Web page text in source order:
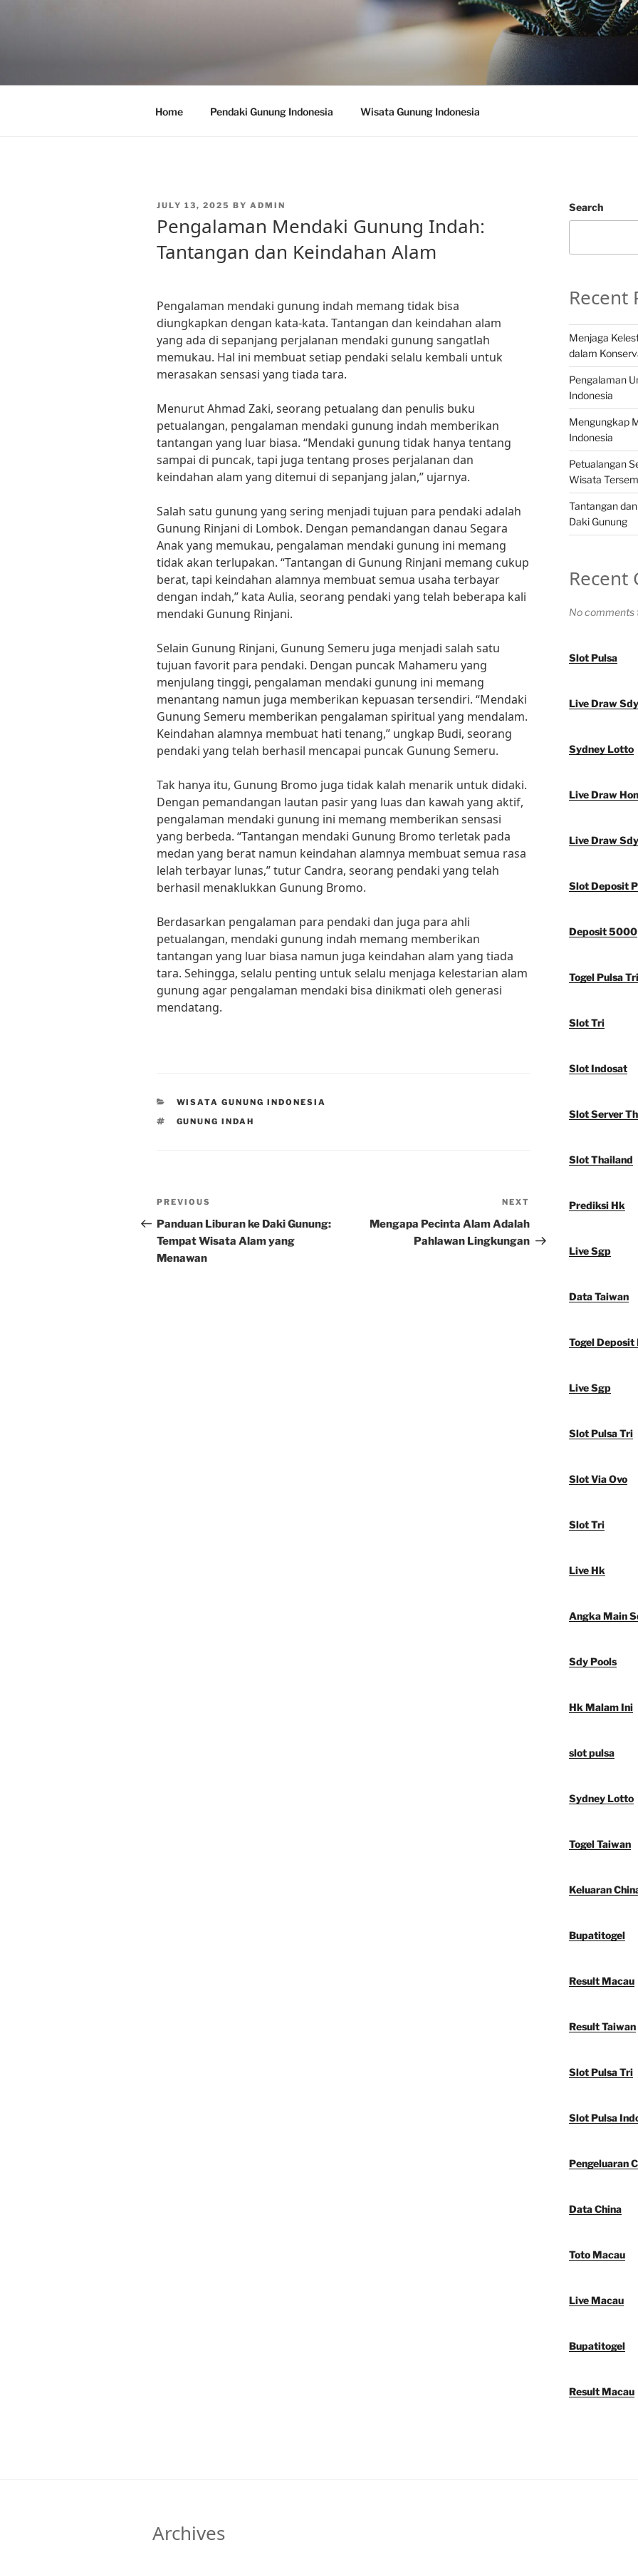
Home Pendaki Gunung Indonesia Wisata Gunung Indonesia
POSTED
JULY 13, 2025 BY ADMIN
Pengalaman Mendaki Gunung Indah:
Tantangan dan Keindahan Alam
Pengalaman mendaki gunung indah memang tidak bisa
diungkapkan dengan kata-kata. Tantangan dan keindahan alam
yang ada di sepanjang perjalanan mendaki gunung sangatlah
memukau. Hal ini membuat setiap pendaki selalu kembali untuk
merasakan sensasi yang tiada tara.
Menurut Ahmad Zaki, seorang petualang dan penulis buku
petualangan, pengalaman mendaki gunung indah memberikan
tantangan yang luar biasa. “Mendaki gunung tidak hanya tentang
sampai di puncak, tapi juga tentang proses perjalanan dan
keindahan alam yang ditemui di sepanjang jalan,” ujarnya.
Salah satu gunung yang sering menjadi tujuan para pendaki adalah
Gunung Rinjani di Lombok. Dengan pemandangan danau Segara
Anak yang memukau, pengalaman mendaki gunung ini memang
tidak akan terlupakan. “Tantangan di Gunung Rinjani memang cukup
berat, tapi keindahan alamnya membuat semua usaha terbayar
dengan indah,” kata Aulia, seorang pendaki yang telah beberapa kali
mendaki Gunung Rinjani.
Selain Gunung Rinjani, Gunung Semeru juga menjadi salah satu
tujuan favorit para pendaki. Dengan puncak Mahameru yang
menjulang tinggi, pengalaman mendaki gunung ini memang
menantang namun juga memberikan kepuasan tersendiri. “Mendaki
Gunung Semeru memberikan pengalaman spiritual yang mendalam.
Keindahan alamnya membuat hati tenang,” ungkap Budi, seorang
pendaki yang telah berhasil mencapai puncak Gunung Semeru.
Tak hanya itu, Gunung Bromo juga tidak kalah menarik untuk didaki.
Dengan pemandangan lautan pasir yang luas dan kawah yang aktif,
pengalaman mendaki gunung ini memang memberikan sensasi
yang berbeda. “Tantangan mendaki Gunung Bromo terletak pada
medan yang berat namun keindahan alamnya membuat semua rasa
lelah terbayar lunas,” tutur Candra, seorang pendaki yang telah
berhasil menaklukkan Gunung Bromo.
Berdasarkan pengalaman para pendaki dan juga para ahli
petualangan, mendaki gunung indah memang memberikan
tantangan yang luar biasa namun juga keindahan alam yang tiada
tara. Sehingga, selalu penting untuk selalu menjaga kelestarian alam
gunung agar pengalaman mendaki bisa dinikmati oleh generasi
mendatang.
CATEGORIES
WISATA GUNUNG INDONESIA
TAGS
GUNUNG INDAH
Post
navigation
Previous
Post
PREVIOUS
Panduan Liburan ke Daki Gunung:
Tempat Wisata Alam yang
Menawan
Post
NEXT
Mengapa Pecinta Alam Adalah
Pahlawan Lingkungan
Search
Recent
Menjaga
dalam
Pengalaman
Indonesia
Mengungkap
Indonesia
Petualangan
Wisata
Tantangan
Daki Gunung
Recent
No comments
Slot Pulsa
Live Draw Sdy
Sydney Lotto
Live Draw
Live Draw Sdy
Slot Deposit
Deposit 5000
Togel Pulsa Tri
Slot Tri
Slot Indosat
Slot Server
Slot Thailand
Prediksi Hk
Live Sgp
Data Taiwan
Togel Deposit
Live Sgp
Slot Pulsa Tri
Slot Via Ovo
Slot Tri
Live Hk
Angka Main
Sdy Pools
Hk Malam Ini
slot pulsa
Sydney Lotto
Togel Taiwan
Keluaran
Bupatitogel
Result Macau
Result Taiwan
Slot Pulsa Tri
Slot Pulsa
Pengeluaran
Data China
Toto Macau
Live Macau
Bupatitogel
Result Macau
Archives